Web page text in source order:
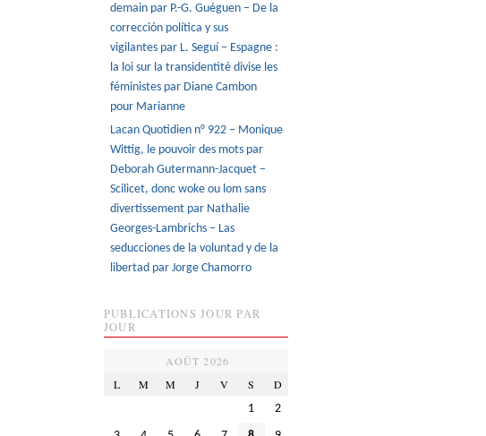
demain par P.-G. Guéguen – De la
corrección política y sus
vigilantes par L. Seguí – Espagne :
la loi sur la transidentité divise les
féministes par Diane Cambon
pour Marianne
Lacan Quotidien n° 922 – Monique
Wittig, le pouvoir des mots par
Deborah Gutermann-Jacquet –
Scilicet, donc woke ou lom sans
divertissement par Nathalie
Georges-Lambrichs – Las
seducciones de la voluntad y de la
libertad par Jorge Chamorro
PUBLICATIONS JOUR PAR
JOUR
AOÛT 2026
L
M M J V S D
1
2